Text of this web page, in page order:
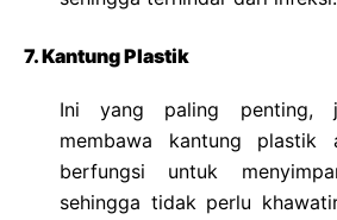
7. Kantung Plastik
Ini yang paling penting,
membawa kantung plastik
berfungsi untuk
sehingga tidak perlu